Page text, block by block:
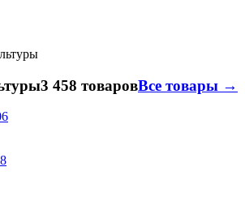
3 458 товаровВсе товары →